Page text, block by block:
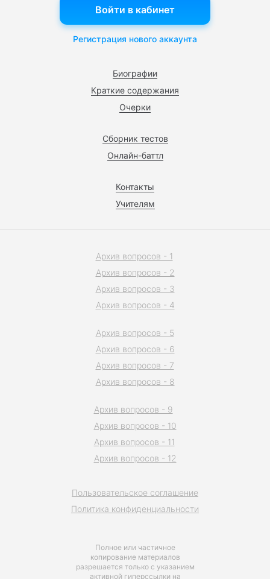
Биографии
Краткие содержания
Очерки
Сборник тестов
Онлайн-баттл
Контакты
Учителям
Войти в кабинет
Регистрация нового аккаунта
Полное или частичное
копирование материалов
разрешается только с указанием
активной гиперссылки на
Пользовательское соглашение
Политика конфиденциальности
Архив вопросов - 1
Архив вопросов - 2
Архив вопросов - 3
Архив вопросов - 4
Архив вопросов - 5
Архив вопросов - 6
Архив вопросов - 7
Архив вопросов - 8
Архив вопросов - 9
Архив вопросов - 10
Архив вопросов - 11
Архив вопросов - 12